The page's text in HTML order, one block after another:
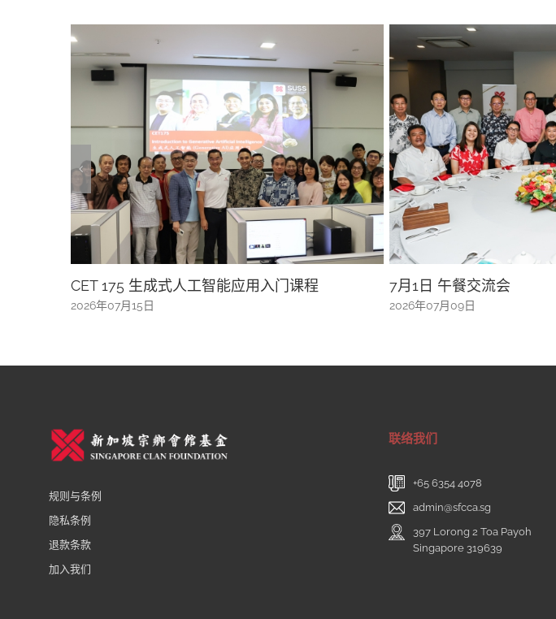
CET 175 生成式人工智能应用入门课程
2026年07月15日
7月1日 午餐交流会
2026年07月09日
规则与条例
隐私条例
退款条款
加入我们
联络我们
+65 6354 4078
admin@sfcca.sg
397 Lorong 2 Toa Payoh
Singapore 319639